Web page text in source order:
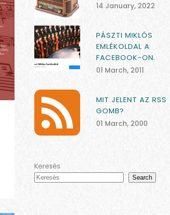
14 January, 2022
PÁSZTI MIKLÓS
EMLÉKOLDAL A
FACEBOOK-ON.
01 March, 2011
MIT JELENT AZ RSS
GOMB?
01 March, 2000
Keresés
Search